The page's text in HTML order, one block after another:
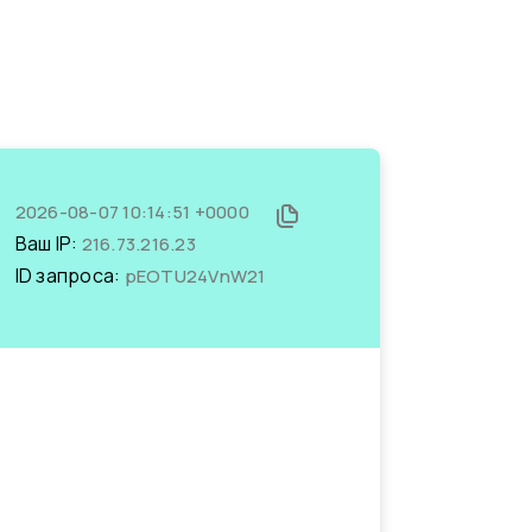
2026-08-07 10:14:51 +0000
Ваш IP: 216.73.216.23
ID запроса: pEOTU24VnW21